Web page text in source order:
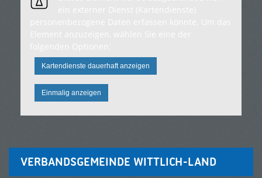
Kartendienste dauerhaft anzeigen
Einmalig anzeigen
VERBANDSGEMEINDE WITTLICH-LAND